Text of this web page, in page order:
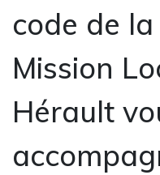
code de
Mission
Hérault